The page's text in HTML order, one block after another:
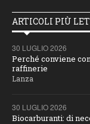
ARTICOLI PIÙ
30 LUGLIO 2026
Perché conviene
raffinerie
Lanza
30 LUGLIO 2026
Biocarburanti: di